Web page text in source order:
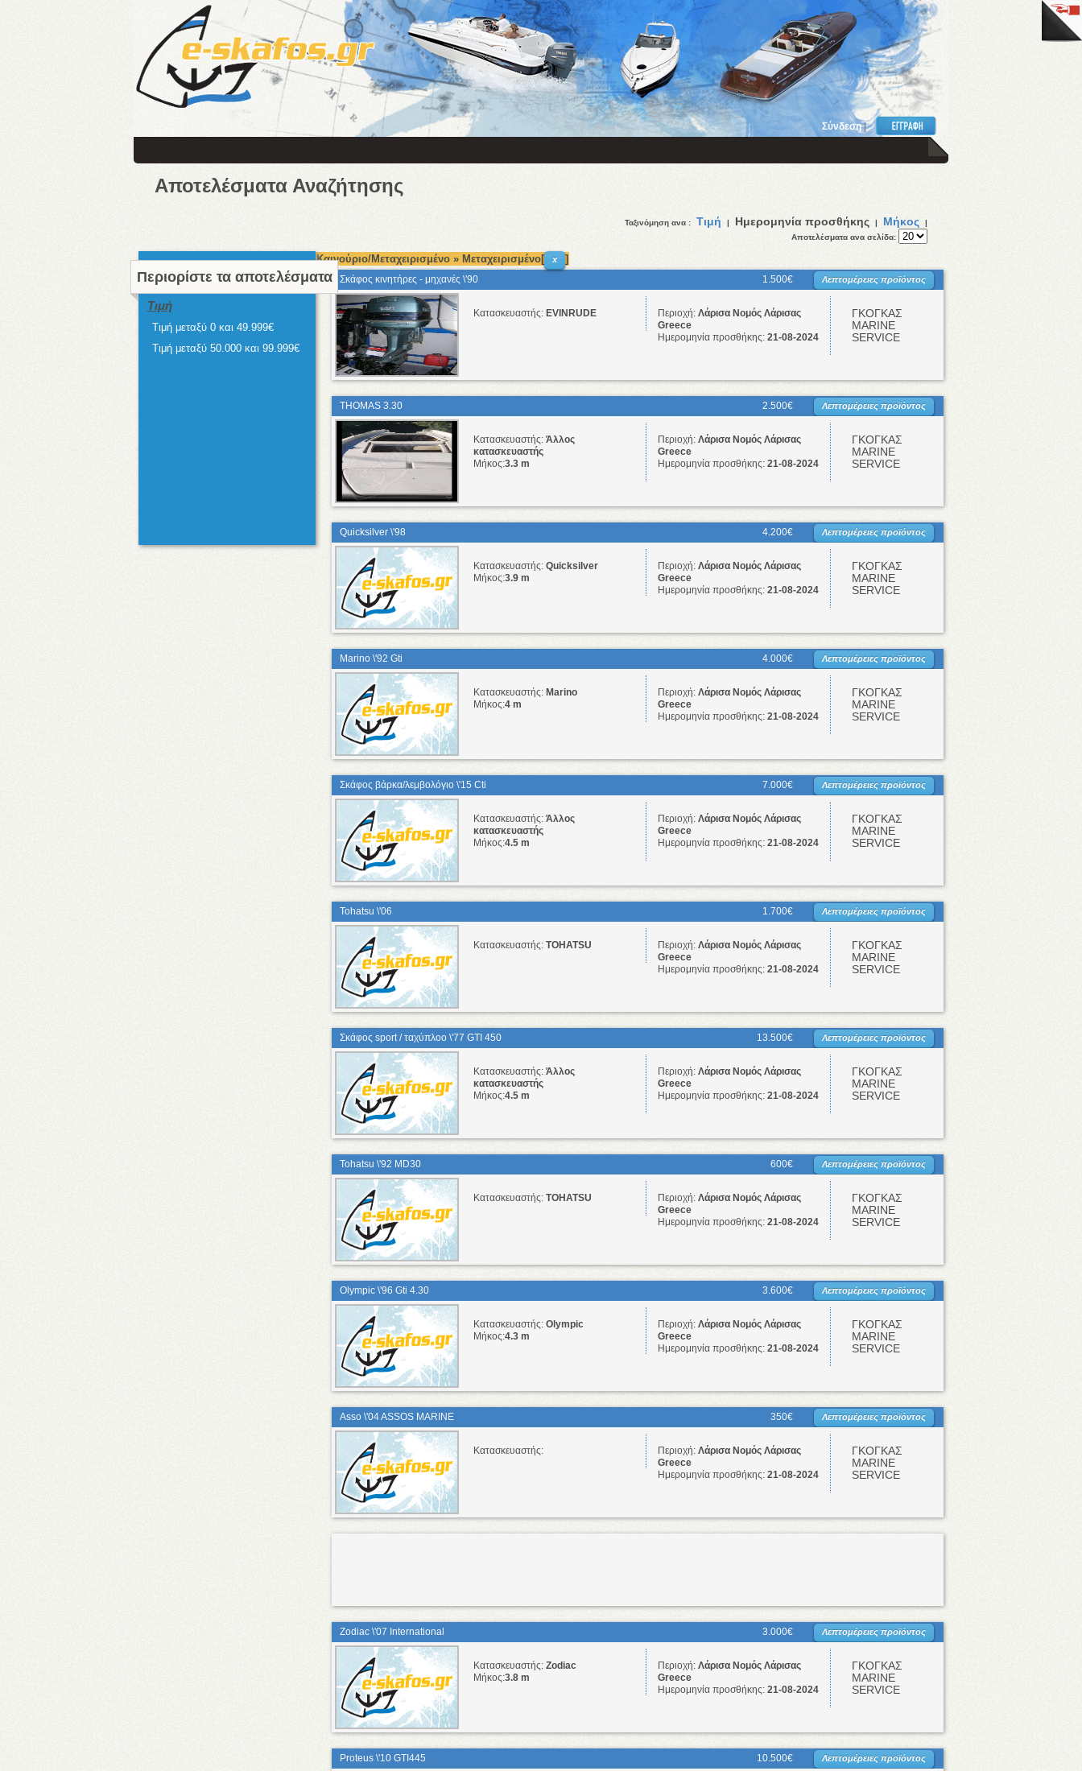
Σύνδεση|
Αποτελέσματα Αναζήτησης
Ταξινόμηση ανα : Τιμή | Ημερομηνία προσθήκης | Μήκος
|
Αποτελέσματα ανα σελίδα:
Περιορίστε τα αποτελέσματα
Τιμή
Τιμή μεταξύ 0 και 49.999€
Τιμή μεταξύ 50.000 και 99.999€
Καινούριο/Μεταχειρισμένο » Μεταχειρισμένο[ x ]
Σκάφος κινητήρες - μηχανές \'90 1.500€ Λεπτομέρειες προϊόντος
Κατασκευαστής: EVINRUDE Περιοχή: Λάρισα Νομός Λάρισας
Greece
Ημερομηνία προσθήκης: 21-08-2024
ΓΚΟΓΚΑΣ
ΜΑRINE
SERVICE
THOMAS 3.30 2.500€ Λεπτομέρειες προϊόντος
Κατασκευαστής: Άλλος
κατασκευαστής
Μήκος:3.3 m
Περιοχή: Λάρισα Νομός Λάρισας
Greece
Ημερομηνία προσθήκης: 21-08-2024
ΓΚΟΓΚΑΣ
ΜΑRINE
SERVICE
Quicksilver \'98 4.200€ Λεπτομέρειες προϊόντος
Κατασκευαστής: Quicksilver
Μήκος:3.9 m
Περιοχή: Λάρισα Νομός Λάρισας
Greece
Ημερομηνία προσθήκης: 21-08-2024
ΓΚΟΓΚΑΣ
ΜΑRINE
SERVICE
Marino \'92 Gti 4.000€ Λεπτομέρειες προϊόντος
Κατασκευαστής: Marino
Μήκος:4 m
Περιοχή: Λάρισα Νομός Λάρισας
Greece
Ημερομηνία προσθήκης: 21-08-2024
ΓΚΟΓΚΑΣ
ΜΑRINE
SERVICE
Σκάφος βάρκα/λεμβολόγιο \'15 Cti 7.000€ Λεπτομέρειες προϊόντος
Κατασκευαστής: Άλλος
κατασκευαστής
Μήκος:4.5 m
Περιοχή: Λάρισα Νομός Λάρισας
Greece
Ημερομηνία προσθήκης: 21-08-2024
ΓΚΟΓΚΑΣ
ΜΑRINE
SERVICE
Tohatsu \'06 1.700€ Λεπτομέρειες προϊόντος
Κατασκευαστής: TOHATSU Περιοχή: Λάρισα Νομός Λάρισας
Greece
Ημερομηνία προσθήκης: 21-08-2024
ΓΚΟΓΚΑΣ
ΜΑRINE
SERVICE
Σκάφος sport / ταχύπλοο \'77 GTI 450 13.500€ Λεπτομέρειες προϊόντος
Κατασκευαστής: Άλλος
κατασκευαστής
Μήκος:4.5 m
Περιοχή: Λάρισα Νομός Λάρισας
Greece
Ημερομηνία προσθήκης: 21-08-2024
ΓΚΟΓΚΑΣ
ΜΑRINE
SERVICE
Tohatsu \'92 MD30 600€ Λεπτομέρειες προϊόντος
Κατασκευαστής: TOHATSU Περιοχή: Λάρισα Νομός Λάρισας
Greece
Ημερομηνία προσθήκης: 21-08-2024
ΓΚΟΓΚΑΣ
ΜΑRINE
SERVICE
Olympic \'96 Gti 4.30 3.600€ Λεπτομέρειες προϊόντος
Κατασκευαστής: Olympic
Μήκος:4.3 m
Περιοχή: Λάρισα Νομός Λάρισας
Greece
Ημερομηνία προσθήκης: 21-08-2024
ΓΚΟΓΚΑΣ
ΜΑRINE
SERVICE
Asso \'04 ASSOS MARINE 350€ Λεπτομέρειες προϊόντος
Κατασκευαστής: Περιοχή: Λάρισα Νομός Λάρισας
Greece
Ημερομηνία προσθήκης: 21-08-2024
ΓΚΟΓΚΑΣ
ΜΑRINE
SERVICE
Zodiac \'07 International 3.000€ Λεπτομέρειες προϊόντος
Κατασκευαστής: Zodiac
Μήκος:3.8 m
Περιοχή: Λάρισα Νομός Λάρισας
Greece
Ημερομηνία προσθήκης: 21-08-2024
ΓΚΟΓΚΑΣ
ΜΑRINE
SERVICE
Proteus \'10 GTI445 10.500€ Λεπτομέρειες προϊόντος